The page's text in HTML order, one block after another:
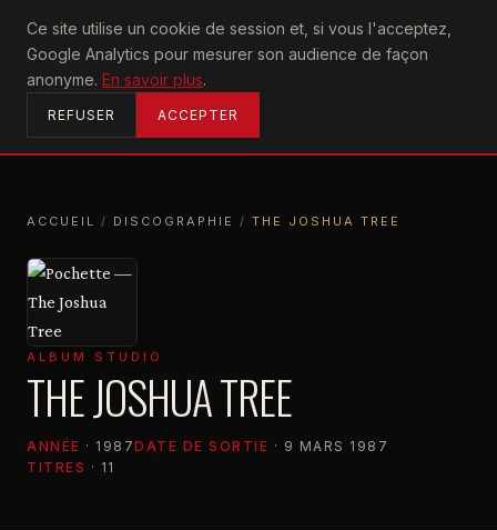
Ce site utilise un cookie de session et, si vous l'acceptez,
Google Analytics pour mesurer son audience de façon
anonyme. En savoir plus.
REFUSER ACCEPTER
U2achtung
ACCUEIL
ACCUEIL / DISCOGRAPHIE / THE JOSHUA TREE
ALBUM STUDIO
THE JOSHUA TREE
ANNÉE · 1987DATE DE SORTIE · 9 MARS 1987
TITRES · 11